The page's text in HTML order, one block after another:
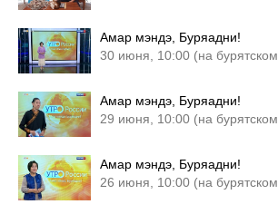
Амар мэндэ, Буряадни!
30 июня, 10:00 (на
Амар мэндэ, Буряадни!
29 июня, 10:00 (на
Амар мэндэ, Буряадни!
26 июня, 10:00 (на